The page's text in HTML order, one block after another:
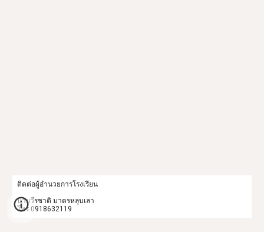
ติดต่อผู้อำนวยการโรงเรียน
นายวีรชาติ มาตรหลุบเลา
โทร 0918632119